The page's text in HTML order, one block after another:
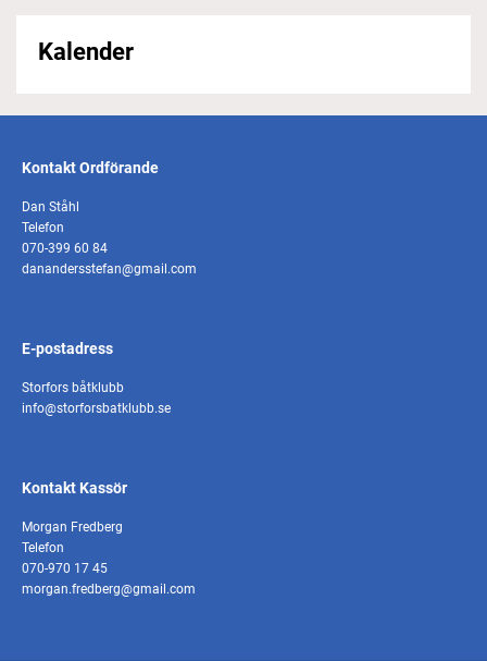
Kalender
Kontakt Ordförande
Dan Ståhl
Telefon
070-399 60 84
danandersstefan@gmail.com
E-postadress
Storfors båtklubb
info@storforsbatklubb.se
Kontakt Kassör
Morgan Fredberg
Telefon
070-970 17 45
morgan.fredberg@gmail.com